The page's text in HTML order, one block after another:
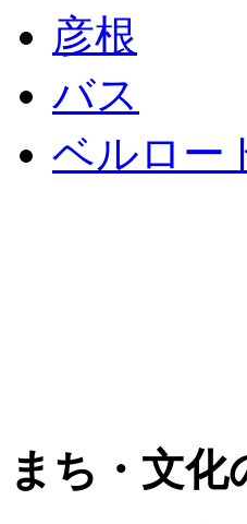
彦根
バス
ベルロー
まち・文化